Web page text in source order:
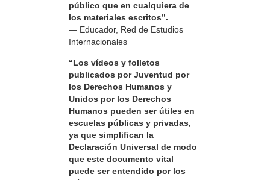
público que en cualquiera de
los materiales escritos”.
— Educador, Red de Estudios
Internacionales
“Los vídeos y folletos
publicados por Juventud por
los Derechos Humanos y
Unidos por los Derechos
Humanos pueden ser útiles en
escuelas públicas y privadas,
ya que simplifican la
Declaración Universal de modo
que este documento vital
puede ser entendido por los